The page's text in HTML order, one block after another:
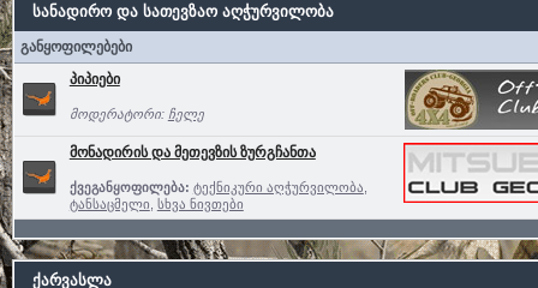
სანადირო და სათევზაო აღჭურვილობა
განყოფილებები
პიპიები
მოდერატორი: ჩელე
მონადირის და მეთევზის ზურგჩანთა
ქვეგანყოფილება: ტექნიკური აღჭურვილობა
ტანსაცმელი სხვა ნივთები
ქარვასლა